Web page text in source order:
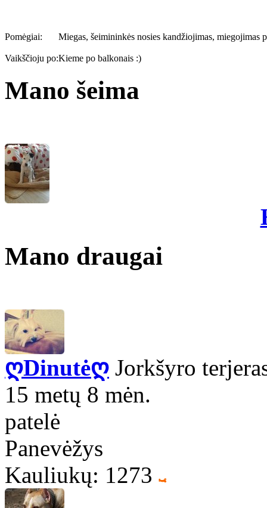
Pomėgiai: Miegas, šeimininkės nosies kandžiojimas, miegojimas
Vaikščioju po:Kieme po balkonais :)
Mano šeima
Mano draugai
ღDinutėღ Jorkšyro
15 metų 8 mėn.
patelė
Panevėžys
Kauliukų: 1273